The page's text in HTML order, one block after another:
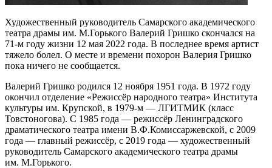
Художественный руководитель Самарского академического
театра драмы им. М.Горького Валерий Гришко скончался на
71-м году жизни 12 мая 2022 года. В последнее время артист
тяжело болел. О месте и времени похорон Валерия Гришко
пока ничего не сообщается.
Валерий Гришко родился 12 ноября 1951 года. В 1972 году
окончил отделение «Режиссёр народного театра» Института
культуры им. Крупской, в 1979-м — ЛГИТМИК (класс
Товстоногова). С 1985 года — режиссёр Ленинградского
драматического театра имени В.Ф.Комиссаржевской, с 2009
года — главный режиссёр, с 2019 года — художественный
руководитель Самарского академического театра драмы
им. М.Горького.